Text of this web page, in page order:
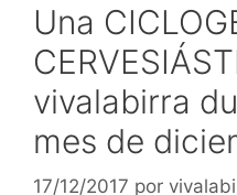
Una
vivalabirra
mes de
17/12/2017 por